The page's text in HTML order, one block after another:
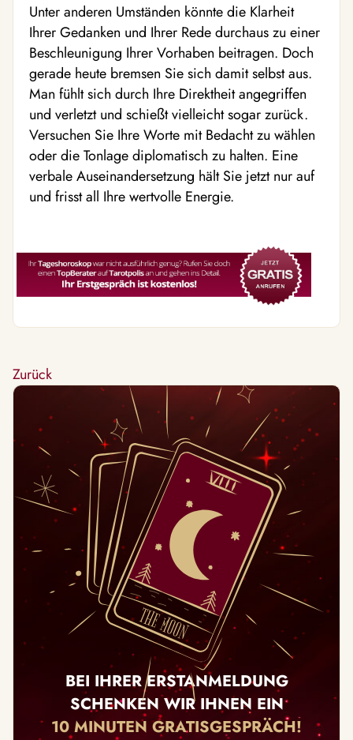
Unter anderen Umständen könnte die Klarheit
Ihrer Gedanken und Ihrer Rede durchaus zu einer
Beschleunigung Ihrer Vorhaben beitragen. Doch
gerade heute bremsen Sie sich damit selbst aus.
Man fühlt sich durch Ihre Direktheit angegriffen
und verletzt und schießt vielleicht sogar zurück.
Versuchen Sie Ihre Worte mit Bedacht zu wählen
oder die Tonlage diplomatisch zu halten. Eine
verbale Auseinandersetzung hält Sie jetzt nur auf
und frisst all Ihre wertvolle Energie.
Zurück
BEI IHRER ERSTANMELDUNG
SCHENKEN WIR IHNEN EIN
10 MINUTEN GRATISGESPRÄCH!